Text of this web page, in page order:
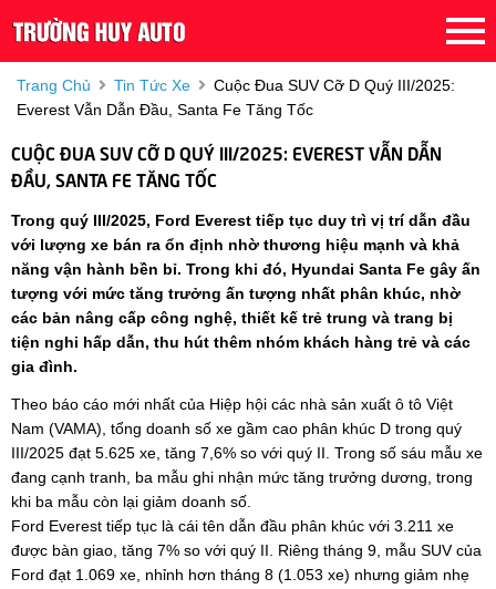
Trang Chủ Tin Tức Xe
Cuộc Đua SUV Cỡ D Quý III/2025:
Everest Vẫn Dẫn Đầu, Santa Fe Tăng Tốc
CUỘC ĐUA SUV CỠ D QUÝ III/2025: EVEREST VẪN DẪN
ĐẦU, SANTA FE TĂNG TỐC
Trong quý III/2025, Ford Everest tiếp tục duy trì vị trí dẫn đầu
với lượng xe bán ra ổn định nhờ thương hiệu mạnh và khả
năng vận hành bền bỉ. Trong khi đó, Hyundai Santa Fe gây ấn
tượng với mức tăng trưởng ấn tượng nhất phân khúc, nhờ
các bản nâng cấp công nghệ, thiết kế trẻ trung và trang bị
tiện nghi hấp dẫn, thu hút thêm nhóm khách hàng trẻ và các
gia đình.
Theo báo cáo mới nhất của Hiệp hội các nhà sản xuất ô tô Việt
Nam (VAMA), tổng doanh số xe gầm cao phân khúc D trong quý
III/2025 đạt 5.625 xe, tăng 7,6% so với quý II. Trong số sáu mẫu xe
đang cạnh tranh, ba mẫu ghi nhận mức tăng trưởng dương, trong
khi ba mẫu còn lại giảm doanh số.
Ford Everest tiếp tục là cái tên dẫn đầu phân khúc với 3.211 xe
được bàn giao, tăng 7% so với quý II. Riêng tháng 9, mẫu SUV của
Ford đạt 1.069 xe, nhỉnh hơn tháng 8 (1.053 xe) nhưng giảm nhẹ